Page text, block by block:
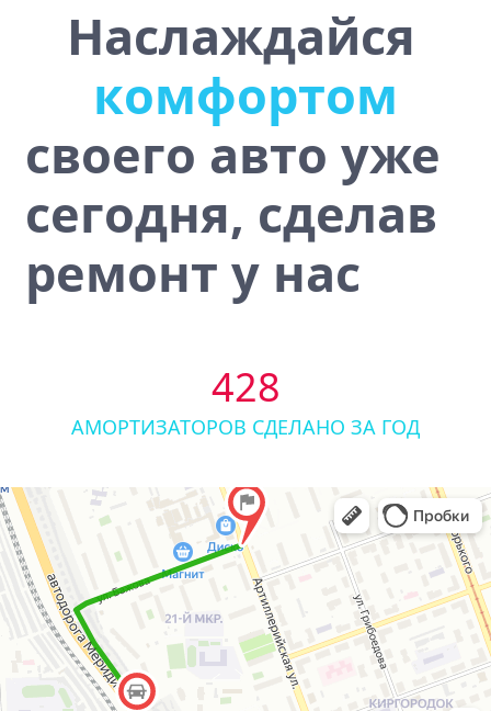
Наслаждайся
сточивостью
своего авто уже
сегодня, сделав
ремонт у нас
428
АМОРТИЗАТОРОВ СДЕЛАНО ЗА ГОД